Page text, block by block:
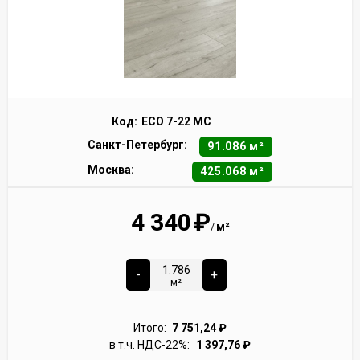
Код: ECO 7-22 MC
Санкт-Петербург:
91.086 м²
Москва:
425.068 м²
4 340₽/ м²
-
м²
+
Итого: 7 751,24₽
в т.ч. НДС-22%:
1 397,76₽